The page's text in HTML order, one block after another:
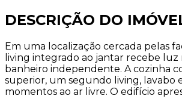
DESCRIÇÃO DO
Em uma localização cercada pelas
living integrado ao jantar recebe
banheiro independente. A cozinha
superior, um segundo living, lavabo
momentos ao ar livre. O edifício